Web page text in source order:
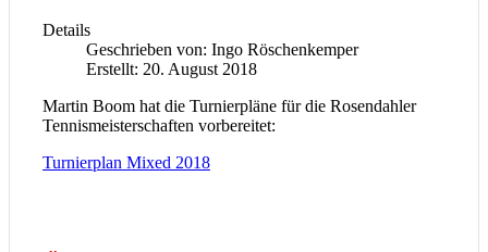
Details
Geschrieben von: Ingo Röschenkemper
Erstellt: 20. August 2018
Martin Boom hat die Turnierpläne für die Rosendahler
Tennismeisterschaften vorbereitet:
Turnierplan Mixed 2018